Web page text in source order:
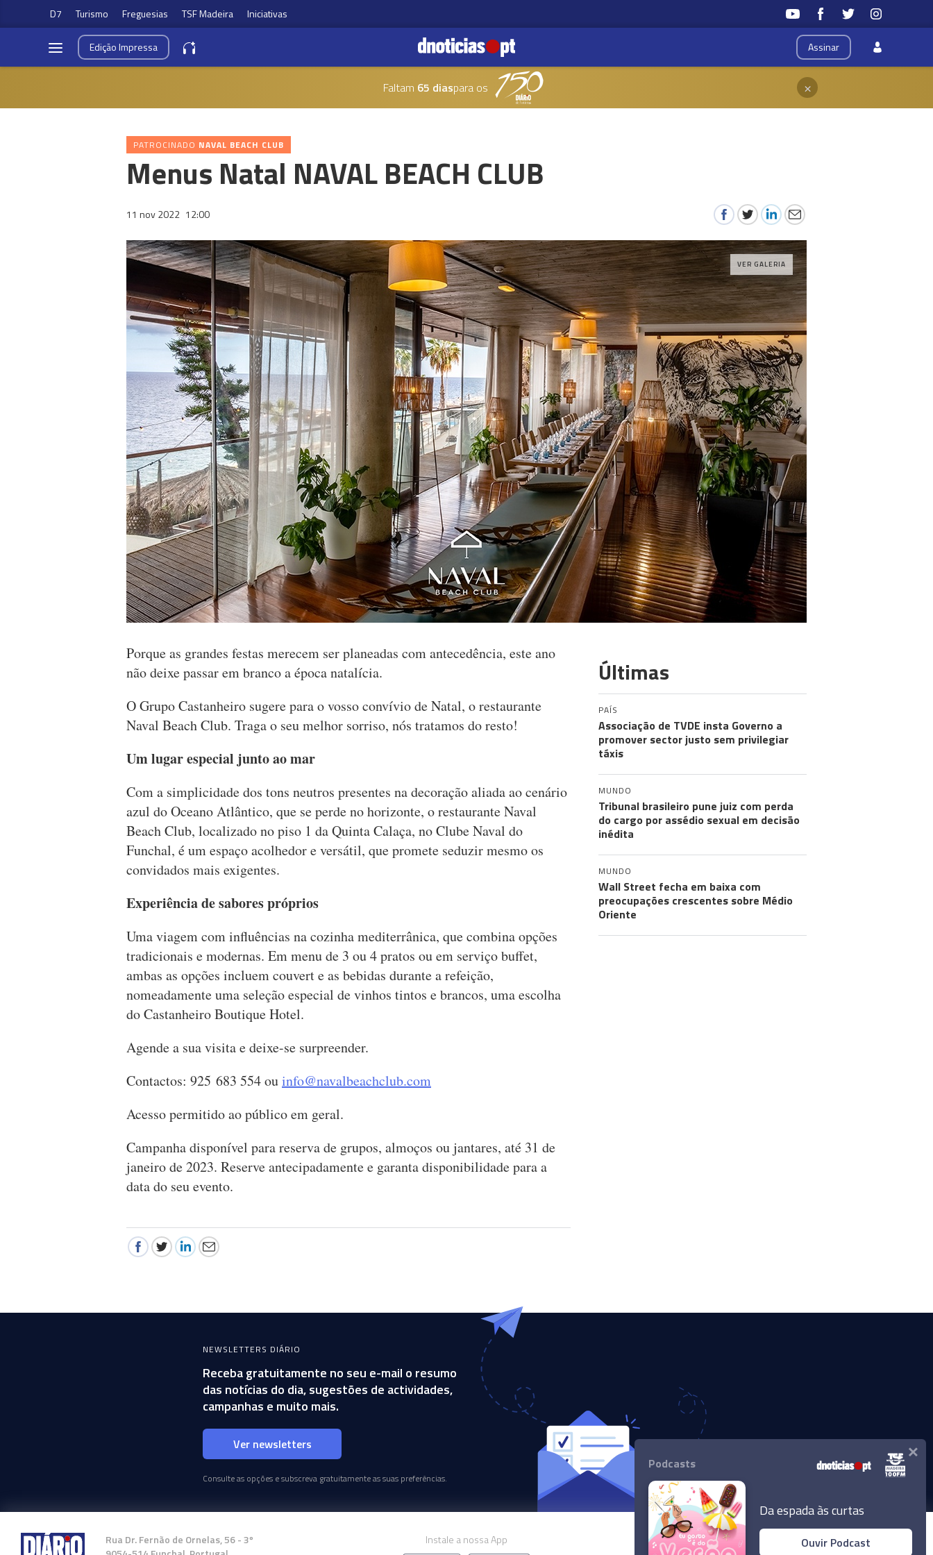
D7 Turismo Freguesias TSF Madeira Iniciativas
Assinar
EdiçãoImpressa
Faltam 65 diaspara os ×
PATROCINADO NAVAL BEACH CLUB
Menus Natal NAVAL BEACH CLUB
11 nov 2022 12:00
VER GALERIA
Porque as grandes festas merecem ser planeadas com antecedência, este ano
não deixe passar em branco a época natalícia.
O Grupo Castanheiro sugere para o vosso convívio de Natal, o restaurante
Naval Beach Club. Traga o seu melhor sorriso, nós tratamos do resto!
Um lugar especial junto ao mar
Com a simplicidade dos tons neutros presentes na decoração aliada ao cenário
azul do Oceano Atlântico, que se perde no horizonte, o restaurante Naval
Beach Club, localizado no piso 1 da Quinta Calaça, no Clube Naval do
Funchal, é um espaço acolhedor e versátil, que promete seduzir mesmo os
convidados mais exigentes.
Experiência de sabores próprios
Uma viagem com influências na cozinha mediterrânica, que combina opções
tradicionais e modernas. Em menu de 3 ou 4 pratos ou em serviço buffet,
ambas as opções incluem couvert e as bebidas durante a refeição,
nomeadamente uma seleção especial de vinhos tintos e brancos, uma escolha
do Castanheiro Boutique Hotel.
Agende a sua visita e deixe-se surpreender.
Contactos: 925 683 554 ouinfo@navalbeachclub.com
Acesso permitido ao público em geral.
Campanha disponível para reserva de grupos, almoços ou jantares, até 31 de
janeiro de 2023. Reserve antecipadamente e garanta disponibilidade para a
data do seu evento.
Últimas
PAÍS
Associação de TVDE insta Governo a
promover sector justo sem privilegiar
táxis
MUNDO
Tribunal brasileiro pune juiz com perda
do cargo por assédio sexual em decisão
inédita
MUNDO
Wall Street fecha em baixa com
preocupações crescentes sobre Médio
Oriente
NEWSLETTERS DIÁRIO
Receba gratuitamente no seu e-mail o resumo
das notícias do dia, sugestões de actividades,
campanhas e muito mais.
Ver newsletters
Consulte as opções e subscreva gratuitamente as suas preferências.
Rua Dr. Fernão de Ornelas, 56 - 3º
Instale a nossa App
Podcasts
Da espada às curtas
Ouvir Podcast
×